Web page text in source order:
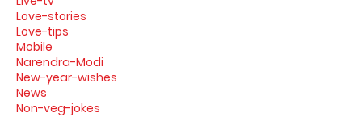
Love-stories
Love-tips
Mobile
Narendra-Modi
New-year-wishes
News
Non-veg-jokes